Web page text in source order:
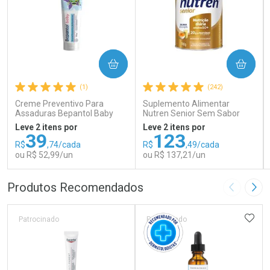
(1)
Creme Preventivo Para
Assaduras Bepantol Baby
Toy Story Personagens
Sortidos 120g
Leve 2 itens por
R$39,74/cada
ou R$ 52,99/un
COMPRAR
FECHAR
FECHAR
Por Menos
(242)
Suplemento Alimentar
Nutren Senior Sem Sabor
740g
Leve 2 itens por
R$123,49/cada
ou R$ 137,21/un
COMPRAR
Por Menos
Produtos Recomendados Imagem
Patrocinado Patrocinado